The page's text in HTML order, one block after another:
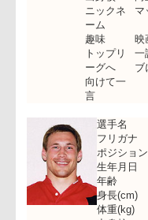
向けて一
言
選手名
フリガナ
ポジショ
生年月日
年齢
身長(cm)
体重(kg)
出身校
ニックネ
ーム